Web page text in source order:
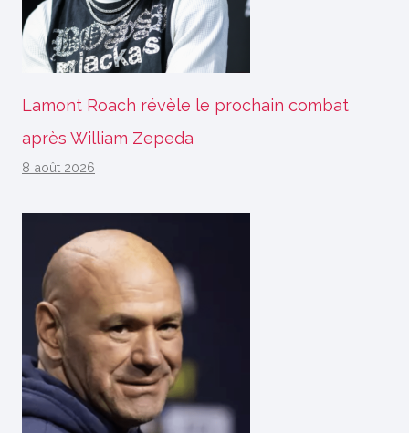
Lamont Roach révèle le prochain combat
après William Zepeda
8 août 2026